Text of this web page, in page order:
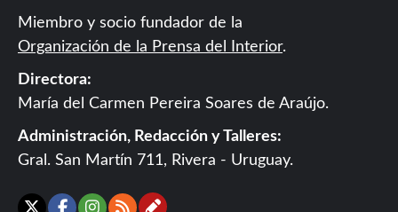
Miembro y socio fundador de la
Organización de la Prensa del Interior.
Directora:
María del Carmen Pereira Soares de Araújo.
Administración, Redacción y Talleres:
Gral. San Martín 711, Rivera - Uruguay.